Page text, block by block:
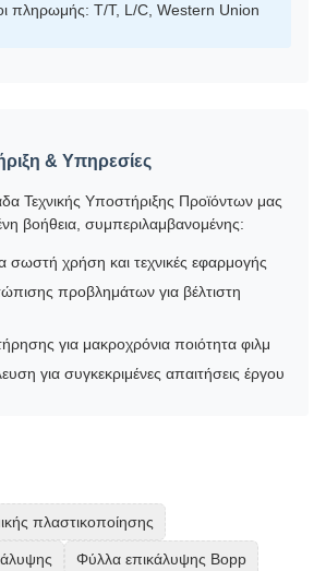
πληρωμής: T/T, L/C, Western Union
& Υπηρεσίες
Τεχνικής Υποστήριξης Προϊόντων μας
βοήθεια, συμπεριλαμβανομένης:
σωστή χρήση και τεχνικές εφαρμογής
προβλημάτων για βέλτιστη
για μακροχρόνια ποιότητα φιλμ
για συγκεκριμένες απαιτήσεις έργου
πλαστικοποίησης
Φύλλα επικάλυψης Bopp